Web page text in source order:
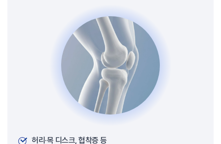
허리·목 디스크, 협착증 등